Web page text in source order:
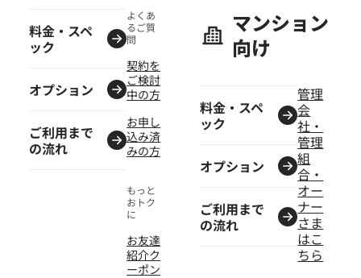
料金・スペ
ック
オプション
ご利用まで
の流れ
よくあ
るご質
問
契約を
ご検討
中の方
お申し
込み済
みの方
もっと
おトク
に
お友達
紹介ク
ーポン
マンション
向け
料金・スペ
ック
オプション
ご利用まで
の流れ
管理
会
社・
管理
組
合・
オー
ナー
さま
はこ
ちら